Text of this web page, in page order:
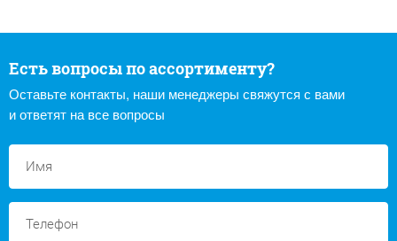
Есть вопросы по ассортименту?
Оставьте контакты, наши менеджеры свяжутся с вами
и ответят на все вопросы